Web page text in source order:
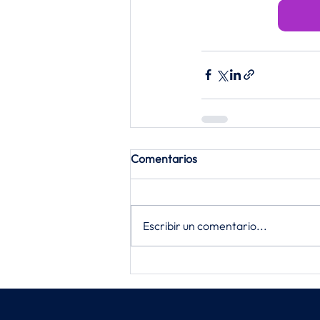
Comentarios
Escribir un comentario...